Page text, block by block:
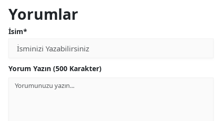
Yorumlar
İsim*
Yorum Yazın (500 Karakter)